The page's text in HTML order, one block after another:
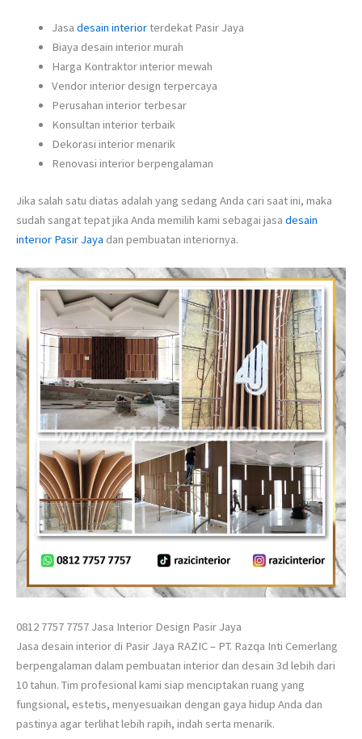
Jasa desain interiorterdekat Pasir Jaya
Biaya desain interior murah
Harga Kontraktor interior mewah
Vendor interior design terpercaya
Perusahan interior terbesar
Konsultan interior terbaik
Dekorasi interior menarik
Renovasi interior berpengalaman
Jika salah satu diatas adalah yang sedang Anda cari saat ini, maka
sudah sangat tepat jika Anda memilih kami sebagai jasa desain
interior Pasir Jaya dan pembuatan interiornya.
0812 7757 7757 Jasa Interior Design Pasir Jaya
Jasa desain interior di Pasir Jaya RAZIC – PT. Razqa Inti Cemerlang
berpengalaman dalam pembuatan interior dan desain 3d lebih dari
10 tahun. Tim profesional kami siap menciptakan ruang yang
fungsional, estetis, menyesuaikan dengan gaya hidup Anda dan
pastinya agar terlihat lebih rapih, indah serta menarik.